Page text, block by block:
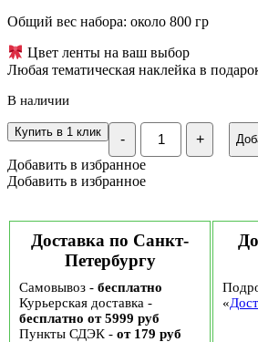
Общий вес набора: около 800 гр
Цвет ленты на ваш выбор
Любая тематическая наклейка в
В наличии
-
Количество
Подарочный
набор
"Чай
с
+
Купить в 1 клик
Добавить в избранное
Добавить в избранное
Доставка по Санкт-
Петербургу
Самовывоз - бесплатно
Курьерская доставка -
бесплатно от 5999 руб
Пункты СДЭК - от 179 руб
«